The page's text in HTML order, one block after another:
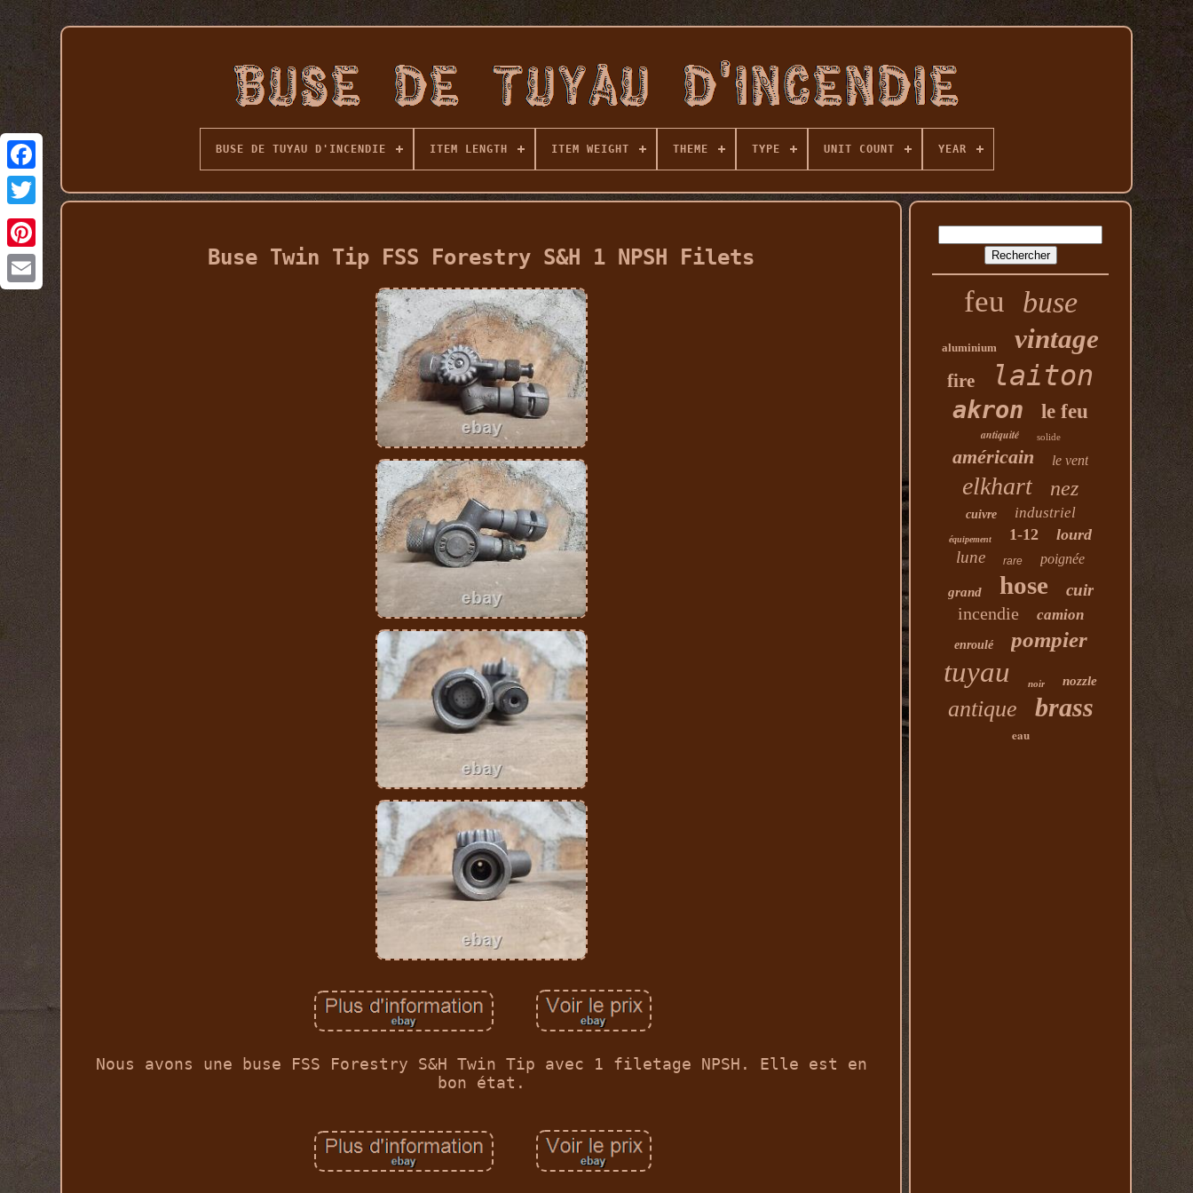
BUSE DE TUYAU D'INCENDIE ITEM LENGTH ITEM WEIGHT THEME TYPE UNIT COUNT YEAR
Buse Twin Tip FSS Forestry S&H 1 NPSH Filets
Nous avons une buse FSS Forestry S&H Twin Tip avec 1 filetage NPSH. Elle est en
bon état.
feu buse
aluminium vintage
fire laiton
akron le feu
antiquité solide
américain le vent
elkhart nez
cuivre industriel
équipement 1-12 lourd
lune rare poignée
grand hose cuir
incendie camion
enroulé pompier
tuyau noir nozzle
antique brass
eau